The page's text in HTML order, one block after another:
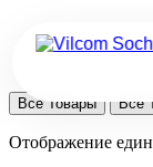
Все Товары Все
Отображение